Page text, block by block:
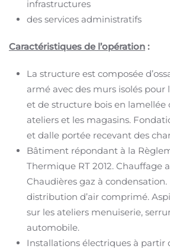
infrastructures
des services administratifs
Caractéristiques de l’opération :
La structure est composée
armé avec des murs isolés pour
et de structure bois en lamellée
ateliers et les magasins.
et dalle portée recevant des
Bâtiment répondant à la
Thermique RT 2012. Chauffage
Chaudières gaz à
distribution d’air comprimé.
sur les ateliers menuiserie,
automobile.
Installations électriques à partir